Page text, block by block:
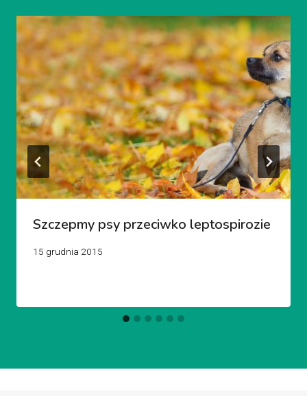
Szczepmy psy przeciwko leptospirozie
15 grudnia 2015